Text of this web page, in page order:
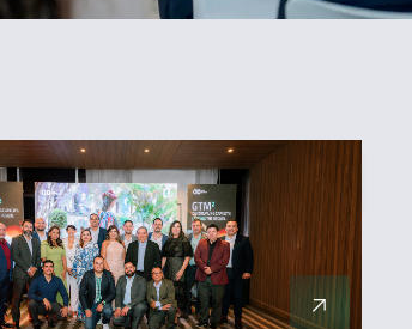
ORDENAR
Más reciente
Menos reciente